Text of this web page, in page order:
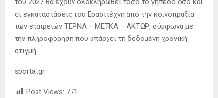
του 2027 θα έχουν ολοκληρωθεί τόσο το γήπεδο όσο και
οι εγκαταστάσεις του Ερασιτέχνη από την κοινοπραξία
των εταιρειών ΤΕΡΝΑ – ΜΕΤΚΑ – ΑΚΤΩΡ, σύμφωνα με
την πληροφόρηση που υπάρχει τη δεδομένη χρονική
στιγμή.
sportal.gr
Post Views: 771